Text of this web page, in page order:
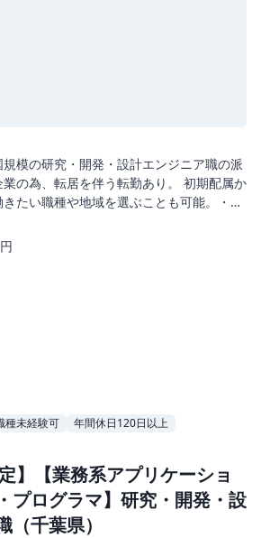
模の研究・開発・設計エンジニア職の派
の為、転居を伴う転勤あり。 初期配属か
きたい職種や地域を選ぶことも可能。・5
物系）・7つの勤務エリア...
種未経験可 年間休日120日以上
】【業務系アプリケーショ
プログラマ】研究・開発・設
（千葉県）